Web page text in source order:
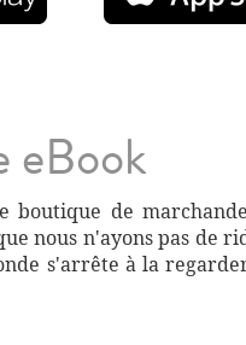
eBook
de
nous n'ayons pas de
s'arrête à la